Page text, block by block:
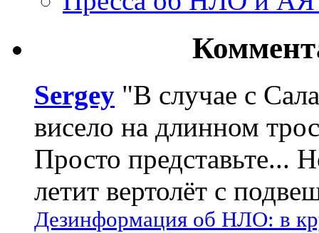
Sergey "В случае с
висело на длинном
Просто представьте...
летит вертолёт с
Дезинформация об НЛО: в